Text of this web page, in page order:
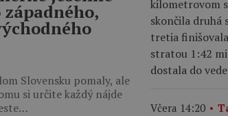
Slovensku pomaly, ale
si určite každý nájde
kilometrovom
skončila druhá
tretia
stratou 1:42
dostala do
Včera 14:20